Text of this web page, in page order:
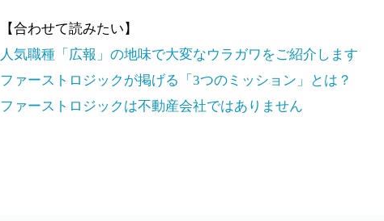
【合わせて読みたい】
人気職種「広報」の地味で大変なウラガワをご紹介します
ファーストロジックが掲げる「3つのミッション」とは？
ファーストロジックは不動産会社ではありません